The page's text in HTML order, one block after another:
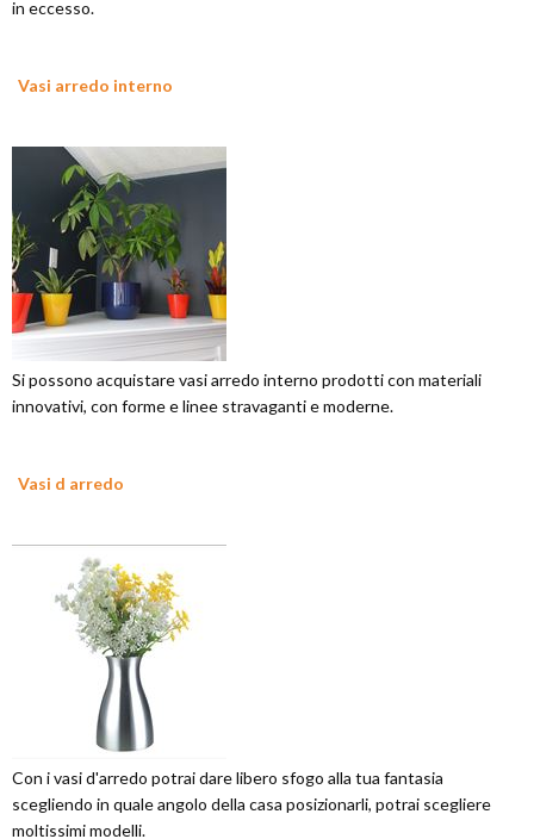
in eccesso.
Vasi arredo interno
Si possono acquistare vasi arredo interno prodotti con materiali
innovativi, con forme e linee stravaganti e moderne.
Vasi d arredo
Con i vasi d'arredo potrai dare libero sfogo alla tua fantasia
scegliendo in quale angolo della casa posizionarli, potrai scegliere
moltissimi modelli.